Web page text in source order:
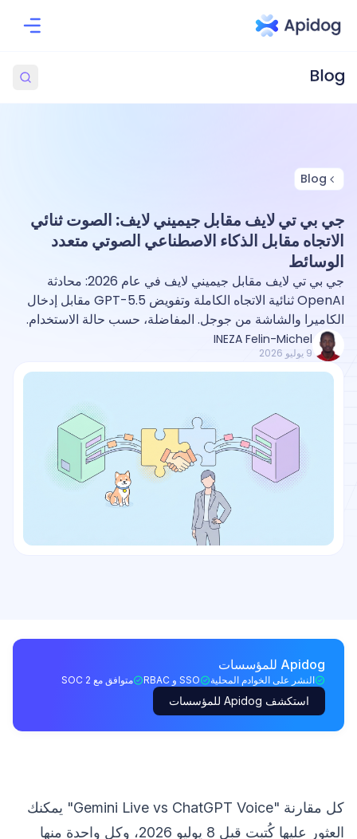
Blog
جي بي تي لايف مقابل جيميني لايف: الصوت ثنائي
الاتجاه مقابل الذكاء الاصطناعي الصوتي متعدد
الوسائط
جي بي تي لايف مقابل جيميني لايف في عام 2026: محادثة
OpenAI ثنائية الاتجاه الكاملة وتفويض GPT-5.5 مقابل إدخال
الكاميرا والشاشة من جوجل. المفاضلة، حسب حالة الاستخدام.
INEZA Felin-Michel
9 يوليو 2026
Apidog للمؤسسات
النشر على الخوادم المحلية SSO و RBAC متوافق مع SOC 2
استكشف Apidog للمؤسسات
كل مقارنة "Gemini Live vs ChatGPT Voice" يمكنك
العثور عليها كُتبت قبل 8 يوليو 2026، وكل واحدة منها